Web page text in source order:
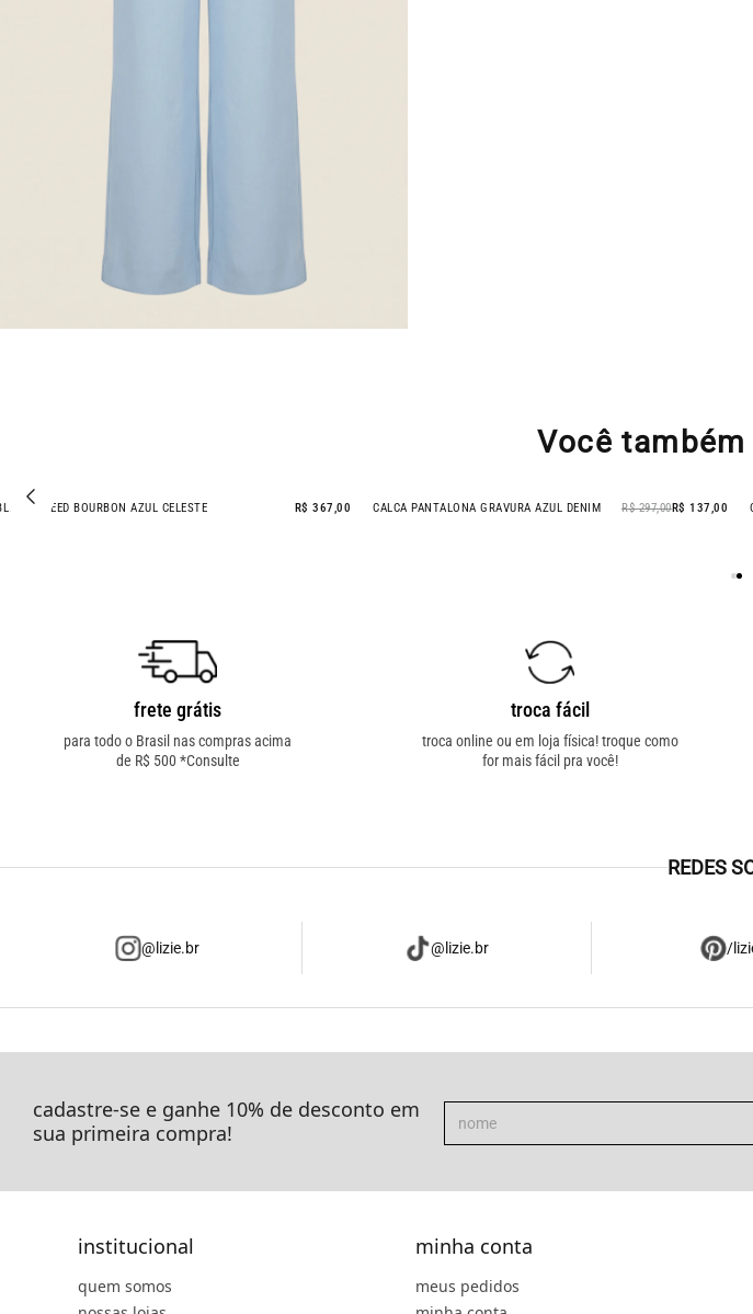
Você
BLUSA BRULEE AZUL CELESTE R$ 347,00 BLUSA TWEED BOURBON AZUL CELESTE R$ 367,00
frete grátis
para todo o Brasil nas compras acima
de R$ 500 *Consulte
troca fácil
troca online ou em loja física! troque como
for mais fácil pra você!
REDES
@lizie.br @lizie.br /
cadastre-se e ganhe 10% de desconto em
sua primeira compra!
institucional
quem somos
minha conta
meus pedidos